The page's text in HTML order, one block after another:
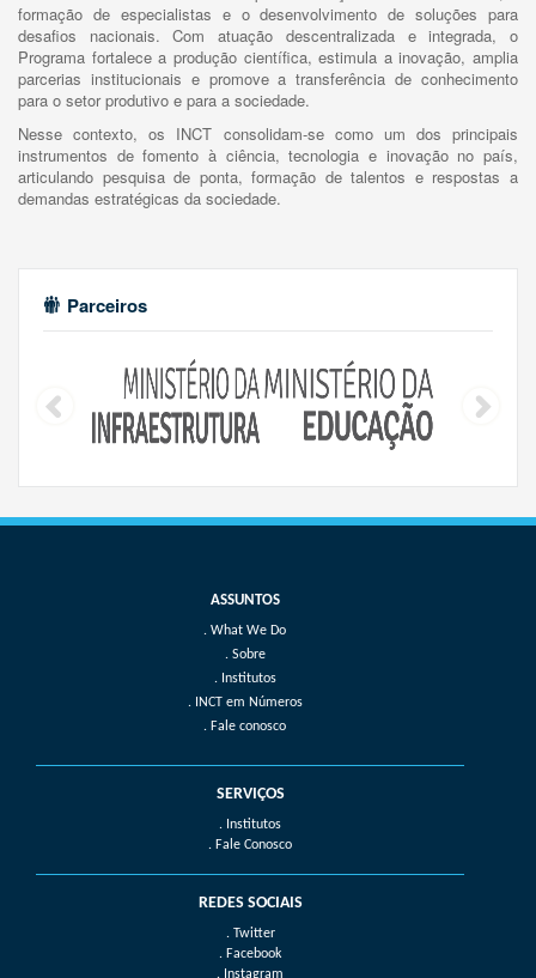
formação de especialistas e o desenvolvimento de soluções para
desafios nacionais. Com atuação descentralizada e integrada, o
Programa fortalece a produção científica, estimula a inovação, amplia
parcerias institucionais e promove a transferência de conhecimento
para o setor produtivo e para a sociedade.
Nesse contexto, os INCT consolidam-se como um dos principais
instrumentos de fomento à ciência, tecnologia e inovação no país,
articulando pesquisa de ponta, formação de talentos e respostas a
demandas estratégicas da sociedade.
Parceiros
What We Do
Sobre
Institutos
INCT em Números
Fale conosco
SERVIÇOS
. Institutos
. Fale Conosco
REDES SOCIAIS
. Twitter
. Facebook
. Instagram